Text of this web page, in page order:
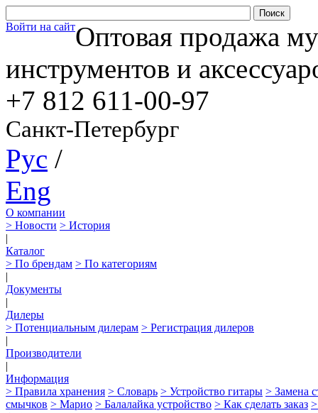
Войти на сайтОптовая продажа
инструментов и
+7 812 611-00-97
Санкт-Петербург
Рус /
Eng
О компании
> Новости > История
|
Каталог
> По брендам > По категориям
|
Документы
|
Дилеры
> Потенциальным дилерам > Регистрация дилеров
|
Производители
|
Информация
> Правила хранения > Словарь > Устройство гитары > Замена
смычков > Марио > Балалайка устройство > Как сделать заказ